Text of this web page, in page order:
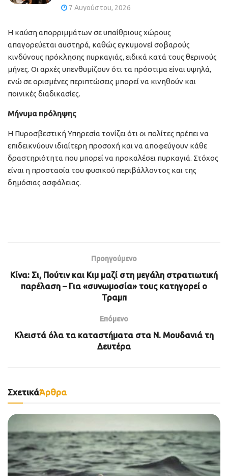
7 Αυγούστου, 2026
Η καύση απορριμμάτων σε υπαίθριους χώρους
απαγορεύεται αυστηρά, καθώς εγκυμονεί σοβαρούς
κινδύνους πρόκλησης πυρκαγιάς, ειδικά κατά τους θερινούς
μήνες. Οι αρχές υπενθυμίζουν ότι τα πρόστιμα είναι υψηλά,
ενώ σε ορισμένες περιπτώσεις μπορεί να κινηθούν και
ποινικές διαδικασίες.
Μήνυμα πρόληψης
Η Πυροσβεστική Υπηρεσία τονίζει ότι οι πολίτες πρέπει να
επιδεικνύουν ιδιαίτερη προσοχή και να αποφεύγουν κάθε
δραστηριότητα που μπορεί να προκαλέσει πυρκαγιά. Στόχος
είναι η προστασία του φυσικού περιβάλλοντος και της
δημόσιας ασφάλειας.
Προηγούμενο
Κίνα: Σι, Πούτιν και Κιμ μαζί στη μεγάλη στρατιωτική
παρέλαση – Για «συνωμοσία» τους κατηγορεί ο
Τραμπ
Επόμενο
Κλειστά όλα τα καταστήματα στα Ν. Μουδανιά τη
Δευτέρα
ΣχετικάΆρθρα